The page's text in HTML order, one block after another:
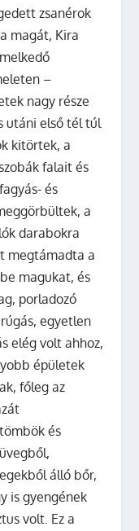
zsanérok
magát, Kira
–
nagy része
utáni első tél túl
kitörtek, a
falait és
és
a
darabokra
megtámadta a
magukat, és
porladozó
egyetlen
elég volt ahhoz,
épületek
főleg az
és
álló bőr,
is gyengének
volt. Ez a